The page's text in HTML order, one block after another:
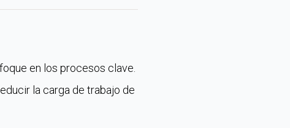
en los procesos clave.
la carga de trabajo de